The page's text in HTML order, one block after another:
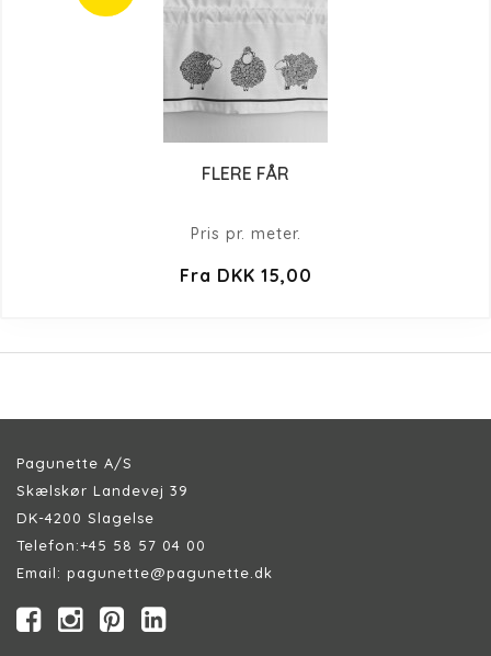
FLERE FÅR
Pris pr. meter.
Fra DKK 15,00
Pagunette A/S
Skælskør Landevej 39
DK-4200 Slagelse
Telefon:+45 58 57 04 00
Email: pagunette@pagunette.dk